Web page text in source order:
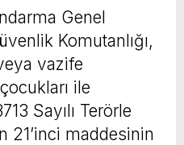
Genel
Komutanlığı,
vazife
ile
Sayılı Terörle
21’inci maddesinin